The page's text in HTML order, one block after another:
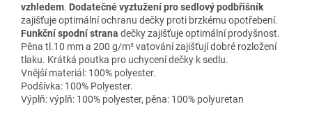
vzhledem. Dodatečné vyztužení pro sedlový podbřišník
zajišťuje optimální ochranu dečky proti brzkému opotřebení.
Funkční spodní strana dečky zajišťuje optimální prodyšnost.
Pěna tl.10 mm a 200 g/m² vatování zajišťují dobré rozložení
tlaku. Krátká poutka pro uchycení dečky k sedlu.
Vnější materiál: 100% polyester.
Podšívka: 100% Polyester.
Výplň: výplň: 100% polyester, pěna: 100% polyuretan